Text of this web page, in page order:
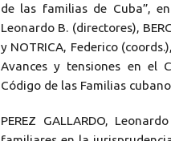
de las familias de Cuba”, en:
Leonardo B. (directores),
y NOTRICA, Federico
Avances y tensiones en el
Código de las Familias
PEREZ GALLARDO,